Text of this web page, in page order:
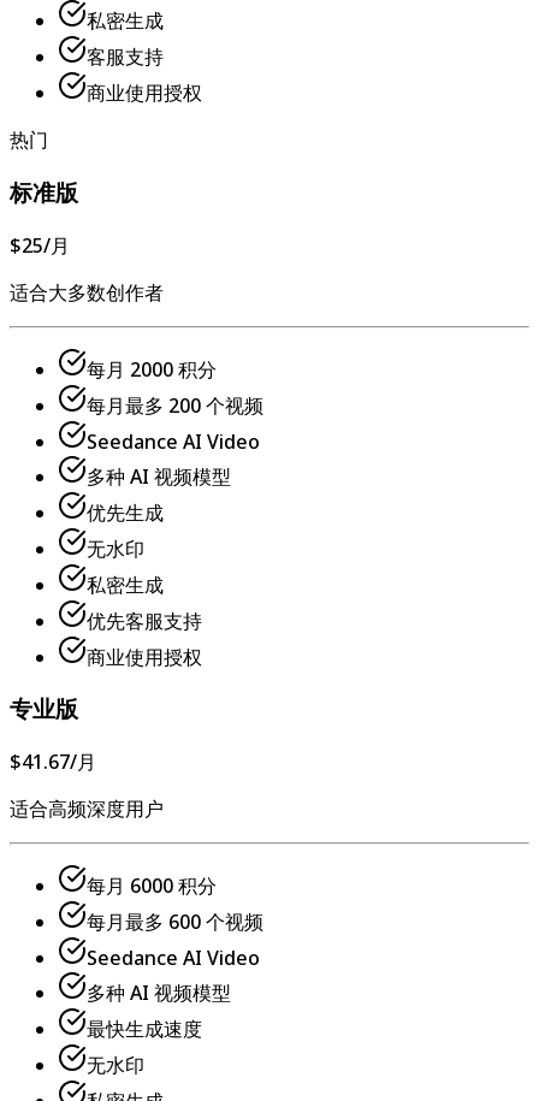
私密生成
客服支持
商业使用授权
热门
标准版
$25/月
适合大多数创作者
每月 2000 积分
每月最多 200 个视频
Seedance AI Video
多种 AI 视频模型
优先生成
无水印
私密生成
优先客服支持
商业使用授权
专业版
$41.67/月
适合高频深度用户
每月 6000 积分
每月最多 600 个视频
Seedance AI Video
多种 AI 视频模型
最快生成速度
无水印